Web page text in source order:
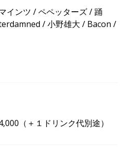
インツ / ペペッターズ / 踊
/ 小野雄大 / Bacon /
（＋１ドリンク代別途）